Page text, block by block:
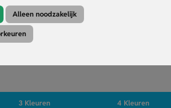
Alleen noodzakelijk
3 Kleuren 4 Kleuren